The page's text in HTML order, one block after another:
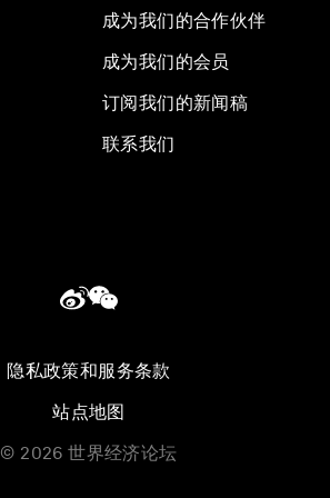
成为我们的合作伙伴
成为我们的会员
订阅我们的新闻稿
联系我们
隐私政策和服务条款
站点地图
© 2026 世界经济论坛